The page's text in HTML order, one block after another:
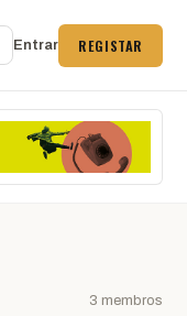
Entrar REGISTAR
3 membros